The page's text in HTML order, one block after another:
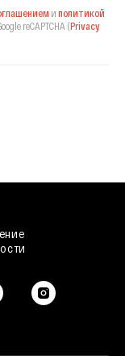
и политикой
reCAPTCHA (Privacy